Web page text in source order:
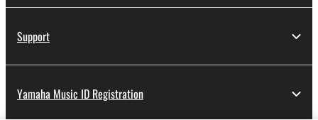
Support
Yamaha Music ID Registration